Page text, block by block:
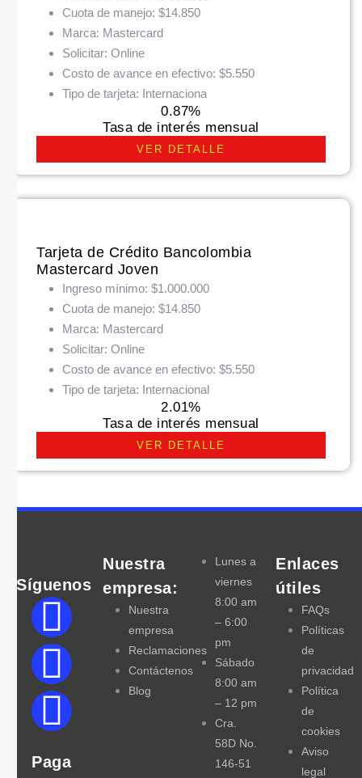
Cuota de manejo: $14.850
Marca: Mastercard
Solicitar: Online
Costo de avance en efectivo: $5.550
Tipo de tarjeta: Internaciona
0.87%
Tasa de interés mensual
VER DETALLE
Tarjeta de Crédito Bancolombia
Mastercard Joven
Ingreso mínimo: $1.000.000
Cuota de manejo: $14.850
Marca: Mastercard
Solicitar: Online
Costo de avance en efectivo: $5.550
Tipo de tarjeta: Internacional
2.01%
Tasa de interés mensual
VER DETALLE
Síguenos
Paga
Nuestra
empresa:
Nuestra
empresa
Reclamaciones
Contáctenos
Blog
Lunes a
viernes
8:00 am
– 6:00
pm
Sábado
8:00 am
– 12 pm
Cra.
58D No.
146-51
Enlaces
útiles
FAQs
Políticas
de
privacidad
Política
de
cookies
Aviso
legal